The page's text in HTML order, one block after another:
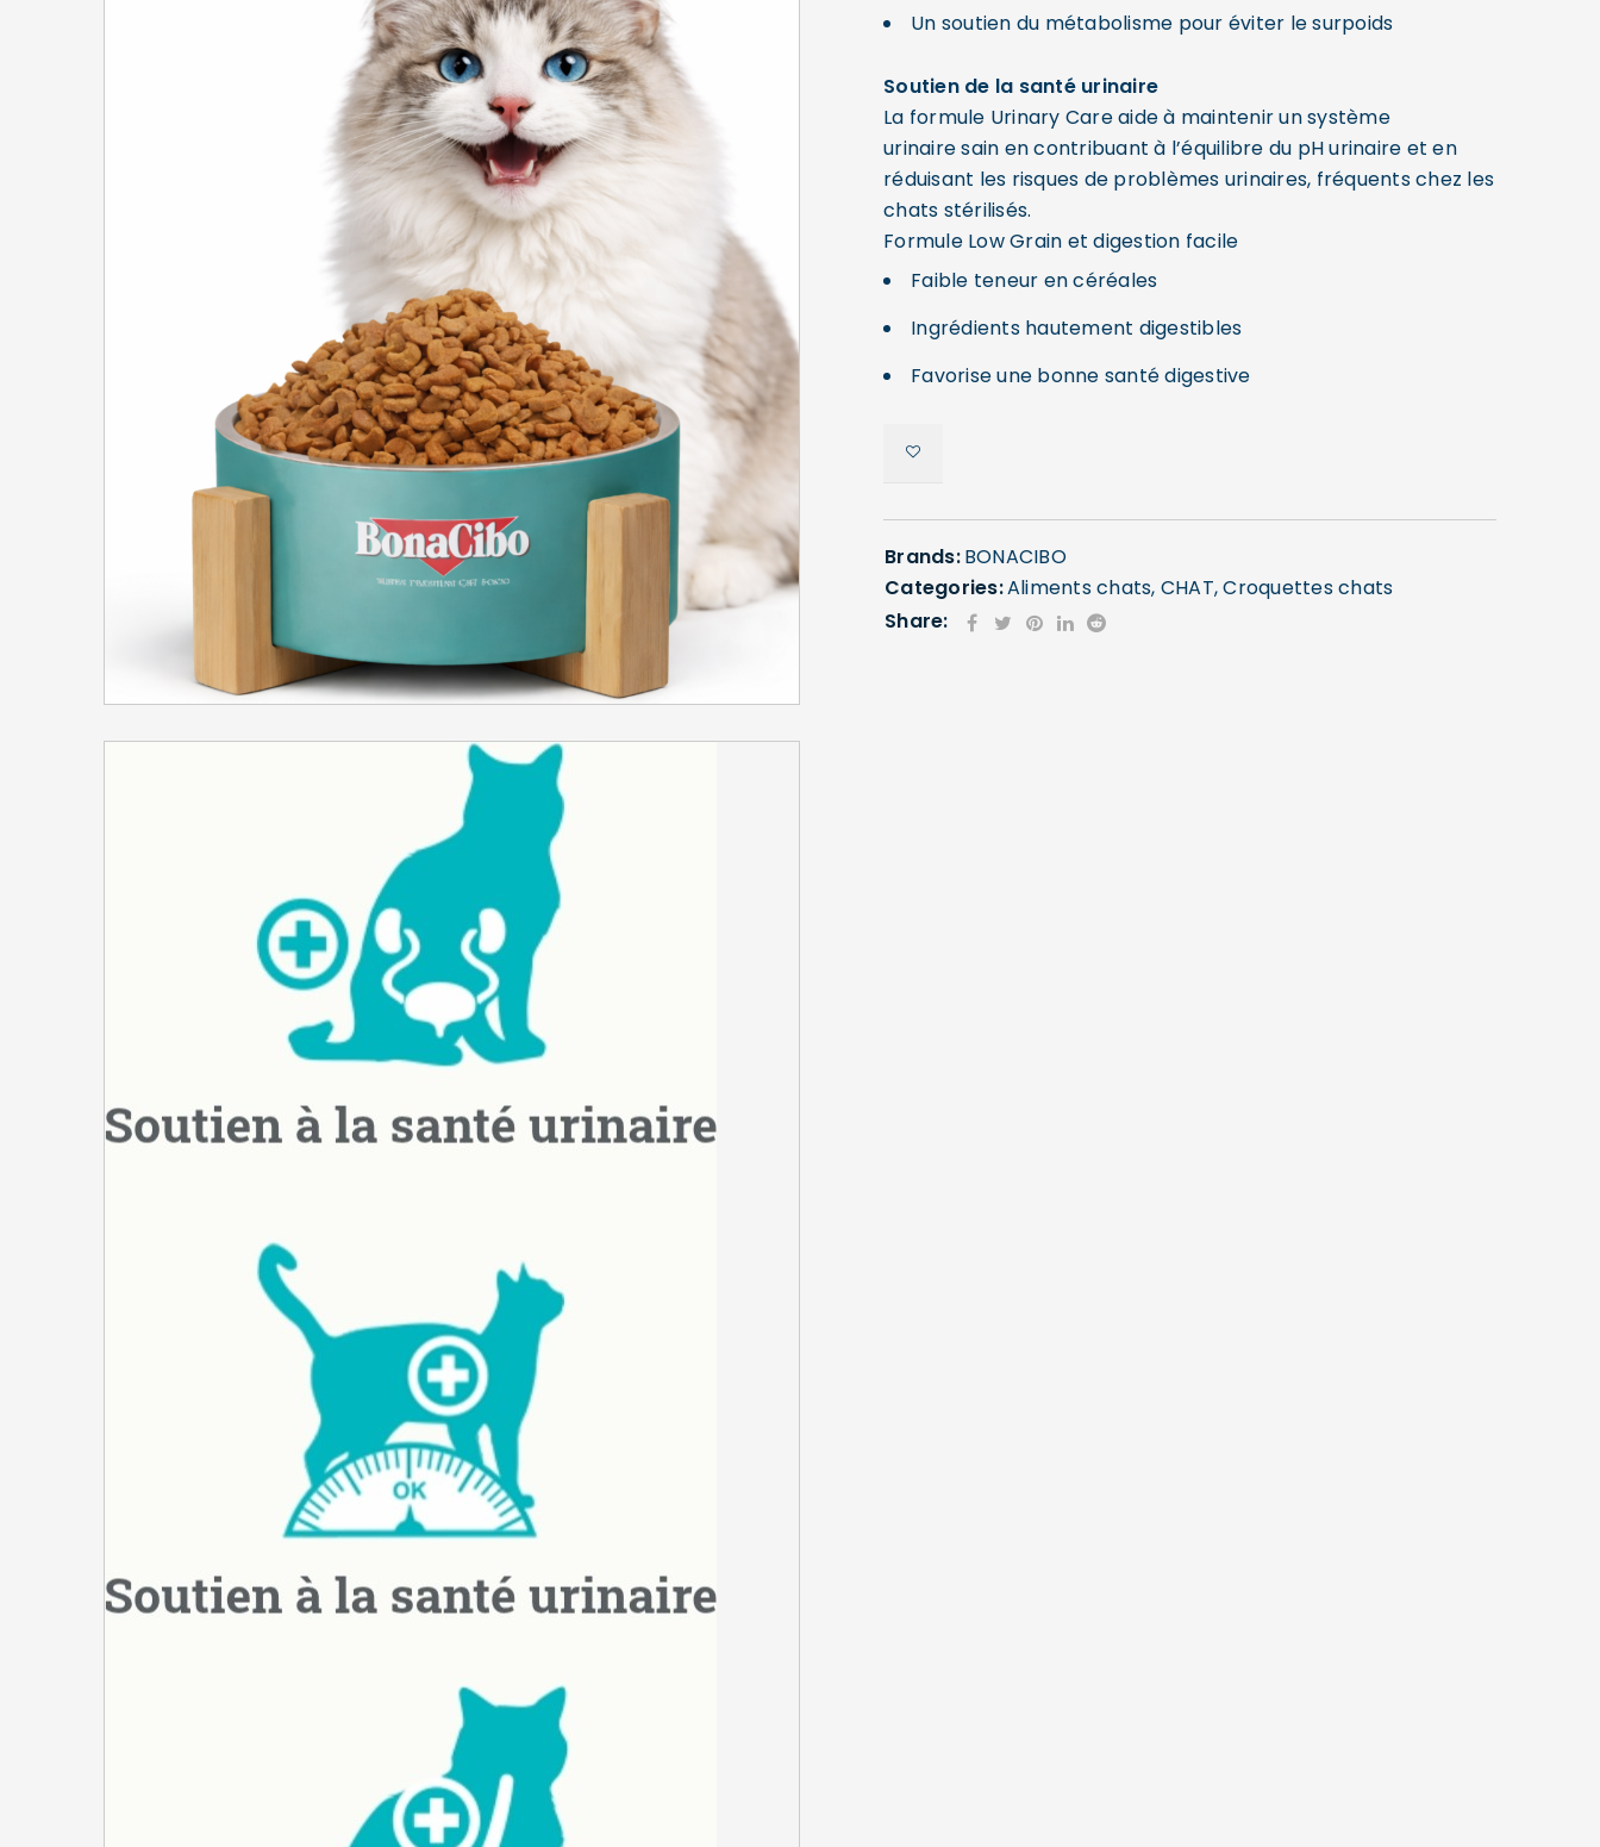
Mot de passe*
Un soutien du métabolisme pour éviter le surpoids
Soutien de la santé urinaire
La formule Urinary Care aide à maintenir un système
urinaire sain en contribuant à l’équilibre du pH urinaire et en
réduisant les risques de problèmes urinaires, fréquents chez les
chats stérilisés.
Formule Low Grain et digestion facile
Faible teneur en céréales
Ingrédients hautement digestibles
Favorise une bonne santé digestive
Brands:BONACIBO
Categories:Aliments chats, CHAT,Croquettes chats
Share: